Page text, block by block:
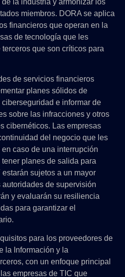
miembros. DORA se aplica
financieros que operan en la
de tecnología que les
que son críticos para
de servicios financieros
planes sólidos de
e informar de
sobre las infracciones y otros
cibernéticos. Las empresas
del negocio que les
caso de una interrupción
planes de salida para
sujetos a un mayor
de supervisión
y evaluarán su resiliencia
para garantizar el
para los proveedores de
la Información y la
con un enfoque principal
empresas de TIC que